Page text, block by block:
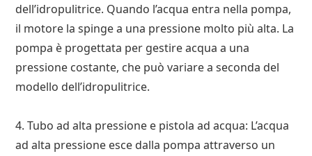
dell’idropulitrice. Quando l’acqua entra nella pompa,
il motore la spinge a una pressione molto più alta. La
pompa è progettata per gestire acqua a una
pressione costante, che può variare a seconda del
modello dell’idropulitrice.
4. Tubo ad alta pressione e pistola ad acqua: L’acqua
ad alta pressione esce dalla pompa attraverso un